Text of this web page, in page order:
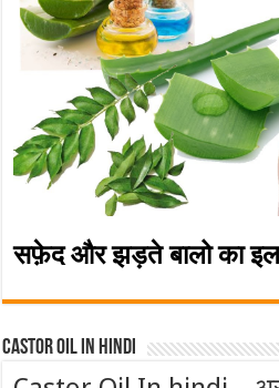
सफ़ेद और झड़ते बालो का
Castor Oil In Hindi